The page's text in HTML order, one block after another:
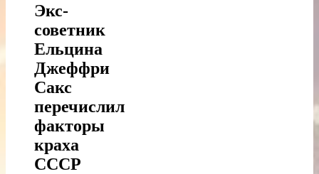
Экс-
советник
Ельцина
Джеффри
Сакс
перечислил
факторы
краха
СССР